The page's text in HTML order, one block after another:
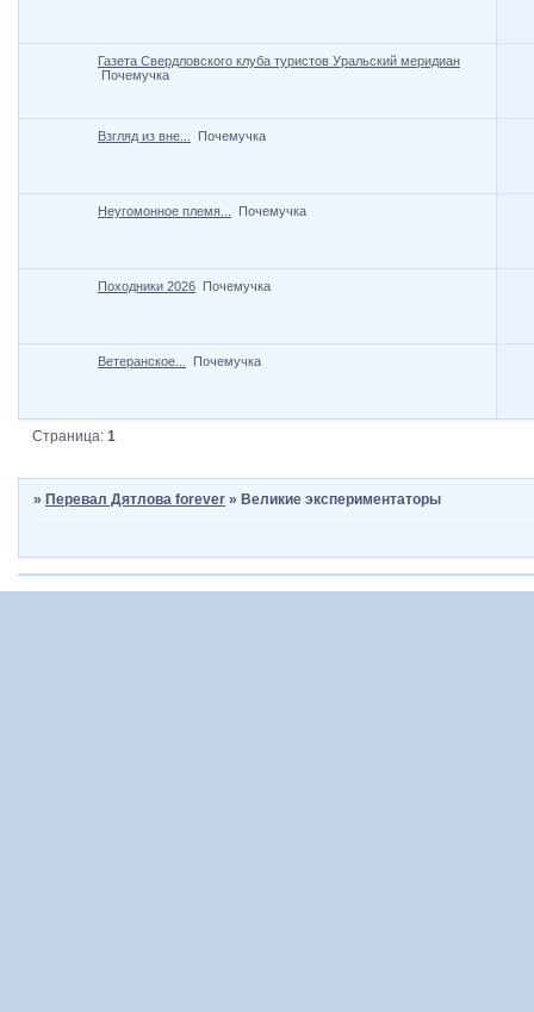
Газета Свердловского клуба туристов Уральский меридиан
Почемучка
Взгляд из вне... Почемучка
Неугомонное племя... Почемучка
Походники 2026 Почемучка
Ветеранское... Почемучка
Страница:1
»Перевал Дятлова forever »Великие экспериментаторы